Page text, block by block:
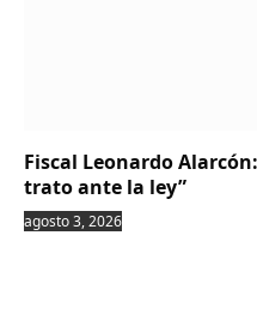
Fiscal Leonardo
trato ante la ley”
agosto 3, 2026